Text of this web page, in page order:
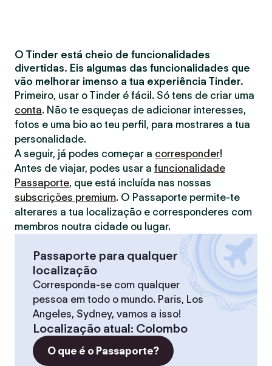
O Tinder está cheio de funcionalidades
divertidas. Eis algumas das funcionalidades que
vão melhorar imenso a tua experiência Tinder.
Primeiro, usar o Tinder é fácil. Só tens de criar uma
conta. Não te esqueças de adicionar interesses,
fotos e uma bio ao teu perfil, para mostrares a tua
personalidade.
A seguir, já podes começar a corresponder!
Antes de viajar, podes usar a funcionalidade
Passaporte, que está incluída nas nossas
subscrições premium. O Passaporte permite-te
alterares a tua localização e corresponderes com
membros noutra cidade ou lugar.
Passaporte para qualquer
localização
Corresponda-se com qualquer
pessoa em todo o mundo. Paris, Los
Angeles, Sydney, vamos a isso!
Localização atual: Colombo
O que é o Passaporte?